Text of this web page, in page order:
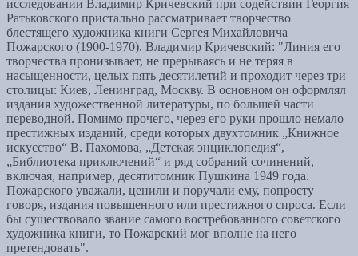
исследовании Владимир Кричевский при содействии Георгия
Ратьковского пристально рассматривает творчество
блестящего художника книги Сергея Михайловича
Пожарского (1900-1970). Владимир Кричевский: "Линия его
творчества пронизывает, не прерываясь и не теряя в
насыщенности, целых пять десятилетий и проходит через три
столицы: Киев, Ленинград, Москву. В основном он оформлял
издания художественной литературы, по большей части
переводной. Помимо прочего, через его руки прошло немало
престижных изданий, среди которых двухтомник „Книжное
искусство“ В. Пахомова, „Детская энциклопедия“,
„Библиотека приключений“ и ряд собраний сочинений,
включая, например, десятитомник Пушкина 1949 года.
Пожарского уважали, ценили и поручали ему, попросту
говоря, издания повышенного или престижного спроса. Если
бы существовало звание самого востребованного советского
художника книги, то Пожарский мог вполне на него
претендовать".